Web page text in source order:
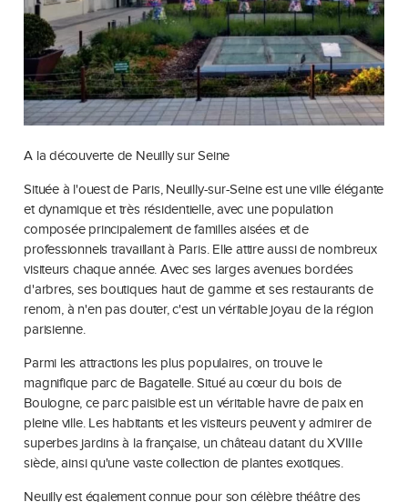
A la découverte de Neuilly sur Seine
Située à l'ouest de Paris, Neuilly-sur-Seine est une ville élégante
et dynamique et très résidentielle, avec une population
composée principalement de familles aisées et de
professionnels travaillant à Paris. Elle attire aussi de nombreux
visiteurs chaque année. Avec ses larges avenues bordées
d'arbres, ses boutiques haut de gamme et ses restaurants de
renom, à n'en pas douter, c'est un véritable joyau de la région
parisienne.
Parmi les attractions les plus populaires, on trouve le
magnifique parc de Bagatelle. Situé au cœur du bois de
Boulogne, ce parc paisible est un véritable havre de paix en
pleine ville. Les habitants et les visiteurs peuvent y admirer de
superbes jardins à la française, un château datant du XVIIIe
siècle, ainsi qu'une vaste collection de plantes exotiques.
Neuilly est également connue pour son célèbre théâtre des